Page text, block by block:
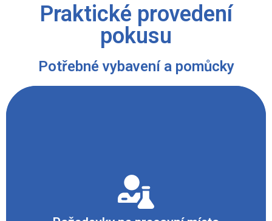
Praktické provedení
pokusu
Potřebné vybavení a pomůcky
- Laboratoř
- Digestoř